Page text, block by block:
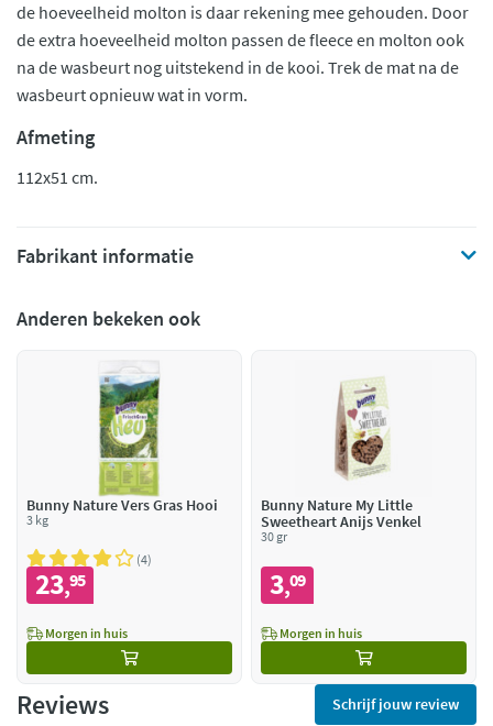
de hoeveelheid molton is daar rekening mee gehouden. Door
de extra hoeveelheid molton passen de fleece en molton ook
na de wasbeurt nog uitstekend in de kooi. Trek de mat na de
wasbeurt opnieuw wat in vorm.
Afmeting
112x51 cm.
Fabrikant informatie
Anderen bekeken ook
Bunny Nature Vers Gras Hooi
3 kg
4
23,95
Morgen in huis
Bunny Nature My Little
Sweetheart Anijs Venkel
30 gr
3,09
Morgen in huis
Reviews Schrijf jouw review